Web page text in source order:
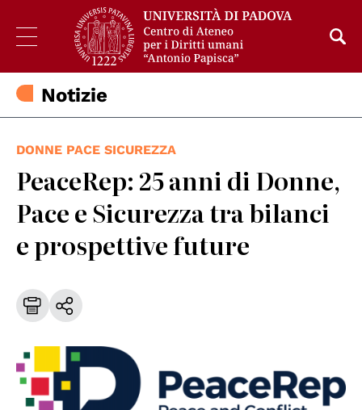
Notizie
DONNE PACE SICUREZZA
PeaceRep: 25 anni di Donne,
Pace e Sicurezza tra bilanci
e prospettive future